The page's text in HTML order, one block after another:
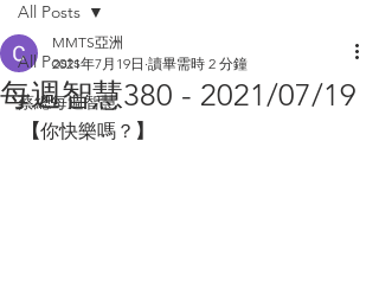
All Posts
蔡總每週智慧
All Posts
每週智慧380 - 2021/07/19
MMTS亞洲
2021年7月19日 讀畢需時 2 分鐘
【你快樂嗎？ 】